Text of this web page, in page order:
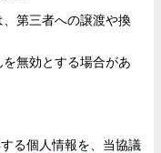
第三者への譲渡や換
無効とする場合があ
る個人情報を、当協議